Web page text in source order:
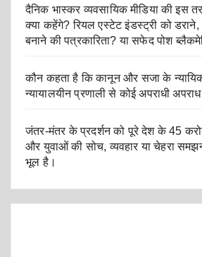
दैनिक भास्कर व्यवसायिक मीडिया की इस
क्या कहेंगे? रियल एस्टेट इंडस्ट्री को
बनाने की पत्रकारिता? या सफेद पोश
कौन कहता है कि कानून और सजा के
न्यायालयीन प्रणाली से कोई अपराधी
जंतर-मंतर के प्रदर्शन को पूरे देश के 45
और युवाओं की सोच, व्यवहार या चेहरा
भूल है।